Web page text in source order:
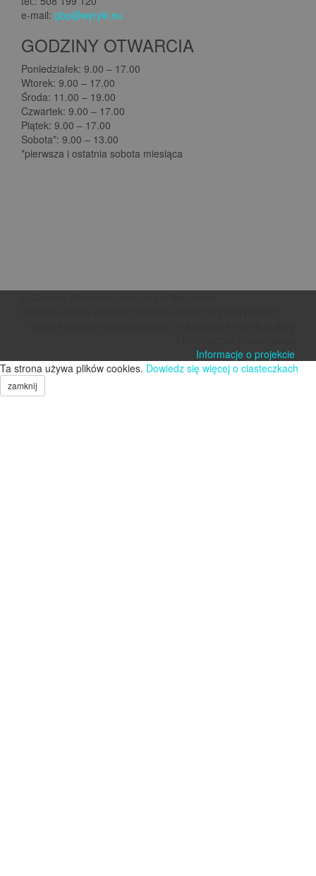
e-mail: gbp@wyryki.eu
GODZINY OTWARCIA
Poniedziałek: 9.00 – 17.00
Wtorek: 9.00 – 17.00
Środa: 11.00 – 19.00
Czwartek: 9.00 – 17.00
Piątek: 9.00 – 17.00
Sobota*: 9.00 – 13.00
*pierwsza i ostatnia sobota miesiąca
Informacje o projekcie
Ta strona używa plików cookies. Dowiedz się więcej o ciasteczkach
zamknij